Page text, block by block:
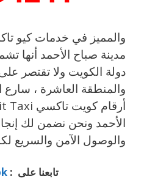
والمميز في خدمات كيو
مدينة صباح الأحمد أنها
دولة الكويت ولا تقتصر
والمنطقة العاشرة ، سارع
الأحمد ونحن نضمن لك
والوصول الآمن والسريع
تابعنا على :